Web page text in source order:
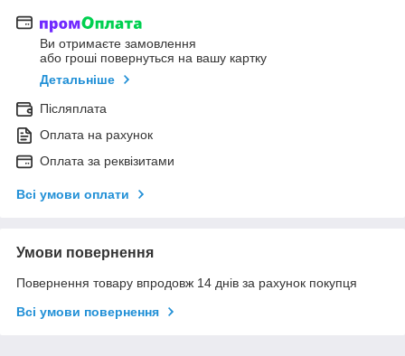
Ви отримаєте замовлення
або гроші повернуться на вашу картку
Детальніше
Післяплата
Оплата на рахунок
Оплата за реквізитами
Всі умови оплати
Умови повернення
Повернення товару впродовж 14 днів за рахунок покупця
Всі умови повернення